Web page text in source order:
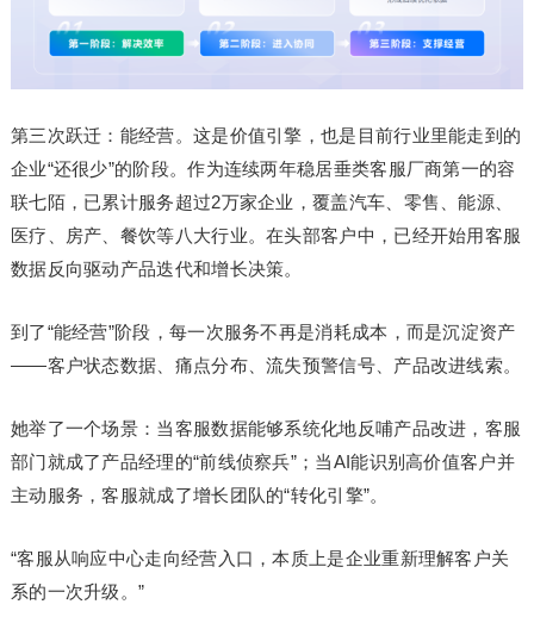
第三次跃迁：能经营。这是价值引擎，也是目前行业里能走到的
企业“还很少”的阶段。作为连续两年稳居垂类客服厂商第一的容
联七陌，已累计服务超过2万家企业，覆盖汽车、零售、能源、
医疗、房产、餐饮等八大行业。在头部客户中，已经开始用客服
数据反向驱动产品迭代和增长决策。
到了“能经营”阶段，每一次服务不再是消耗成本，而是沉淀资产
——客户状态数据、痛点分布、流失预警信号、产品改进线索。
她举了一个场景：当客服数据能够系统化地反哺产品改进，客服
部门就成了产品经理的“前线侦察兵”；当AI能识别高价值客户并
主动服务，客服就成了增长团队的“转化引擎”。
“客服从响应中心走向经营入口，本质上是企业重新理解客户关
系的一次升级。”